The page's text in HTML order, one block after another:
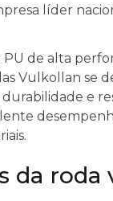
líder
PU de alta
Vulkollan se
e
da roda